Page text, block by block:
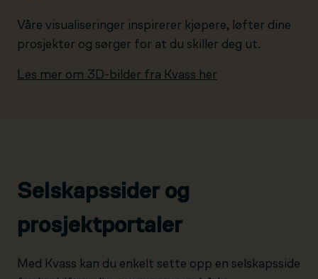
Våre visualiseringer inspirerer kjøpere, løfter dine
prosjekter og sørger for at du skiller deg ut.
Les mer om 3D-bilder fra Kvass her
Selskapssider og
prosjektportaler
Med Kvass kan du enkelt sette opp en selskapsside